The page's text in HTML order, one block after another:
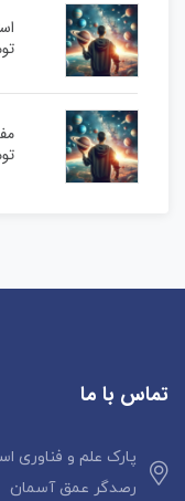
تماس با ما
پارک علم و فناوری
رصدگر عمق آسمان